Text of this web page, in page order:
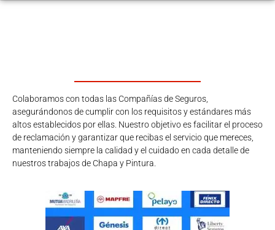
Colaboramos con todas las Compañías de Seguros,
asegurándonos de cumplir con los requisitos y estándares más
altos establecidos por ellas. Nuestro objetivo es facilitar el proceso
de reclamación y garantizar que recibas el servicio que mereces,
manteniendo siempre la calidad y el cuidado en cada detalle de
nuestros trabajos de Chapa y Pintura.